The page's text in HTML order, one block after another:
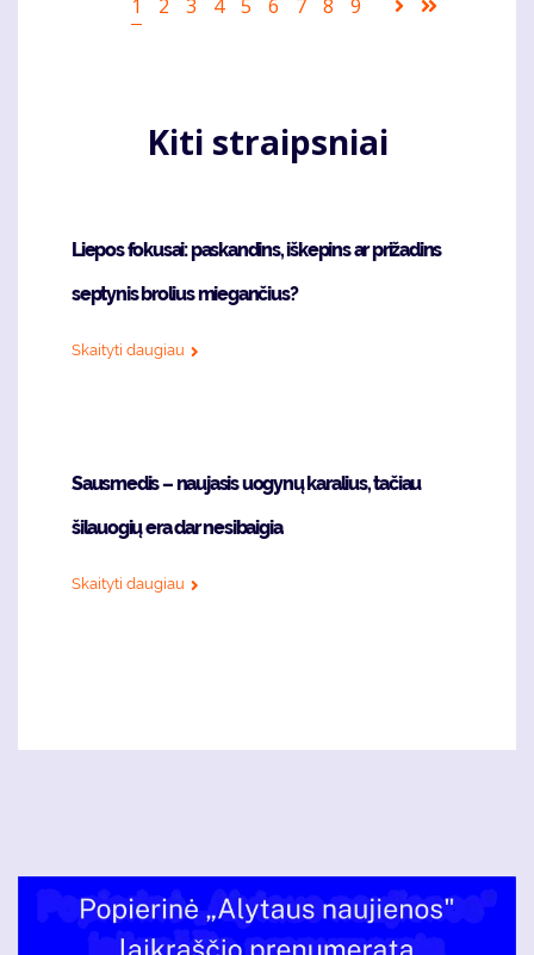
Current
1 Puslapis
2 Puslapis
3 Puslapis
4 Puslapis
5 Puslapis
6 Puslapis
7 Puslapis
8 Puslapis
9
Sekantis
Kiti straipsniai
Liepos fokusai: paskandins, iškepins ar prižadins
septynis brolius miegančius?
Skaityti daugiau
Sausmedis – naujasis uogynų karalius, tačiau
šilauogių era dar nesibaigia
Skaityti daugiau